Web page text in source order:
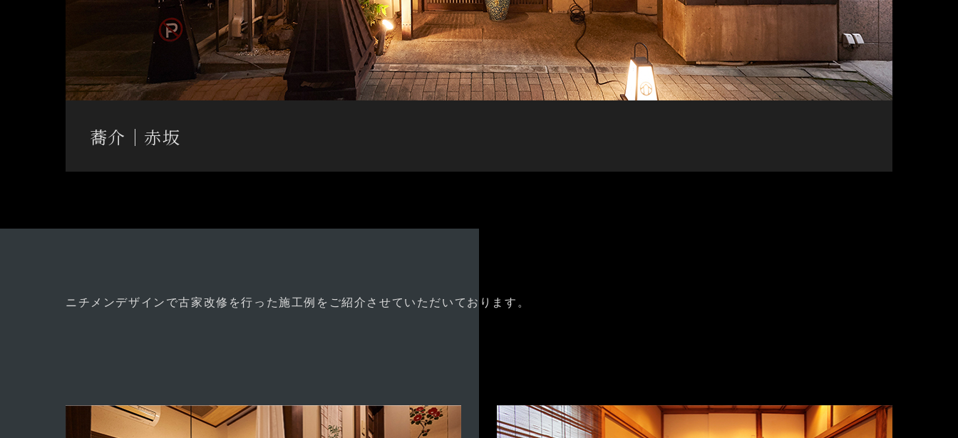
蕎介│赤坂
ニチメンデザインで古家改修を行った施工例をご紹介させていただいております。